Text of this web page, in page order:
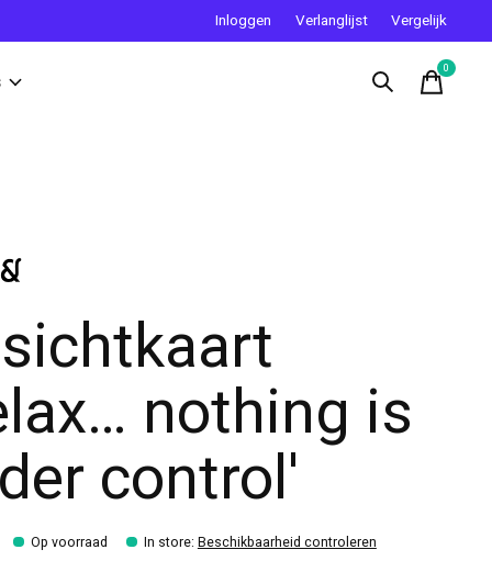
Inloggen Verlanglijst Vergelijk
0items
nothing is
control'
Op voorraad In store: Beschikbaarheid controleren